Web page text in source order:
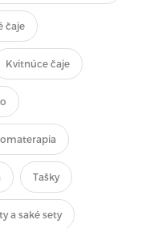
čaje
Kvitnúce čaje
Tašky
a saké sety